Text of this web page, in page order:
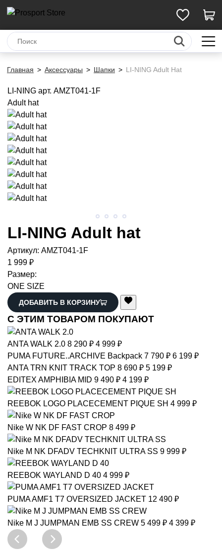
Главная Аксессуары Шапки LI-NING Adult Hat
LI-NING арт. AMZT041-1F
Adult hat
LI-NING Adult hat
Артикул: AMZT041-1F
1 999 ₽
Размер:
ONE SIZE
ДОБАВИТЬ В КОРЗИНУ
С ЭТИМ ТОВАРОМ ПОКУПАЮТ
ANTA WALK 2.0 8 290 ₽ 4 999 ₽
PUMA FUTURE..ARCHIVE Backpack 7 790 ₽ 6 199 ₽
ANTA TRN KNIT TRACK TOP 8 690 ₽ 5 199 ₽
EDITEX AMPHIBIA MID 9 490 ₽ 4 199 ₽
REEBOK LOGO PLACECEMENT PIQUE SH 4 999 ₽
Nike W NK DF FAST CROP 8 499 ₽
Nike M NK DFADV TECHKNIT ULTRA SS 9 999 ₽
REEBOK WAYLAND D 40 4 999 ₽
PUMAAMF1 T7 OVERSIZED JACKET 12 490 ₽
Nike M J JUMPMAN EMB SS CREW 5 499 ₽ 4 399 ₽